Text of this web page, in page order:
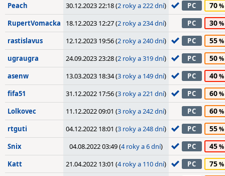
Peach 30.12.2023 22:18 (2 roky a 222 dní) PC 70
RupertVomacka 18.12.2023 12:27 (2 roky a 234 dní) PC 30
rastislavus 12.12.2023 19:56 (2 roky a 240 dní) PC 55
ugraugra 24.09.2023 23:28 (2 roky a 319 dní) PC 50
asenw 13.03.2023 18:34 (3 roky a 149 dní) PC 40
fifa51 31.12.2022 17:56 (3 roky a 221 dní) PC 60
Lolkovec 11.12.2022 09:01 (3 roky a 242 dní) PC 60
rtguti 04.12.2022 18:01 (3 roky a 248 dní) PC 55
Snix 04.08.2022 03:49 (4 roky a 6 dní) PC 45
Katt 21.04.2022 13:01 (4 roky a 110 dní) PC 75